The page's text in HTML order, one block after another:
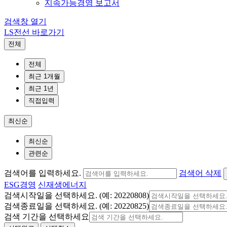
지속가능경영 보고서
검색창 열기
LS전선 바로가기
전체
전체
최근 1개월
최근 1년
직접입력
최신순
최신순
관련순
검색어를 입력하세요.
검색어 삭제
ESG경영 신재생에너지
검색시작일을 선택하세요. (예: 20220808)
검색종료일을 선택하세요. (예: 20220825)
검색 기간을 선택하세요